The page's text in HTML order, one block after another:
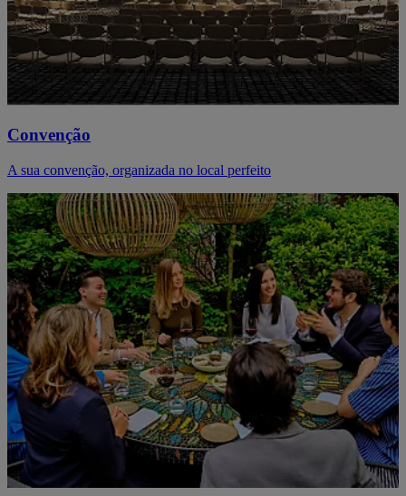
Convenção
A sua convenção, organizada no local perfeito